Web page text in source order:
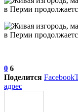
0 6
Поделится Facebook
адрес